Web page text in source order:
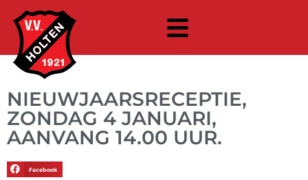
NIEUWJAARSRECEPTIE,
ZONDAG 4 JANUARI,
AANVANG 14.00 UUR.
Facebook